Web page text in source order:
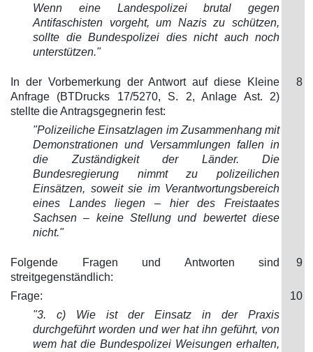
Wenn eine Landespolizei brutal gegen
Antifaschisten vorgeht, um Nazis zu schützen,
sollte die Bundespolizei dies nicht auch noch
unterstützen."
In der Vorbemerkung der Antwort auf diese Kleine
Anfrage (BTDrucks 17/5270, S. 2, Anlage Ast. 2)
stellte die Antragsgegnerin fest:
8
"Polizeiliche Einsatzlagen im Zusammenhang mit
Demonstrationen und Versammlungen fallen in
die Zuständigkeit der Länder. Die
Bundesregierung nimmt zu polizeilichen
Einsätzen, soweit sie im Verantwortungsbereich
eines Landesliegen – hier des Freistaates
Sachsen – keine Stellung und bewertet diese
nicht."
Folgende Fragen und Antworten sind
streitgegenständlich:
9
Frage:
10
"3. c) Wie ist der Einsatz in der Praxis
durchgeführt worden und wer hat ihn geführt, von
wem hat die Bundespolizei Weisungen erhalten,